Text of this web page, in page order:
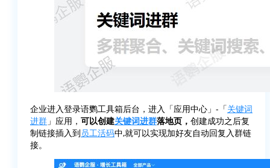
企业进入登录语鹦工具箱后台，进入「应用中心」-「关键词
进群 」应用， 可以创建关键词进群落地页， 创建成功之后复
制链接插入到员工活码中,就可以实现加好友自动回复入群链
接。